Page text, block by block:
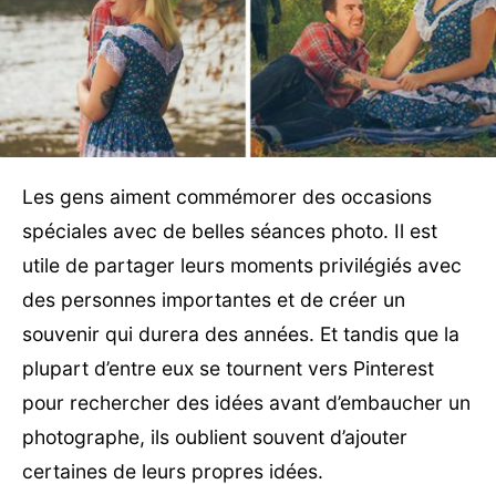
Les gens aiment commémorer des occasions
spéciales avec de belles séances photo. Il est
utile de partager leurs moments privilégiés avec
des personnes importantes et de créer un
souvenir qui durera des années. Et tandis que la
plupart d’entre eux se tournent vers Pinterest
pour rechercher des idées avant d’embaucher un
photographe, ils oublient souvent d’ajouter
certaines de leurs propres idées.